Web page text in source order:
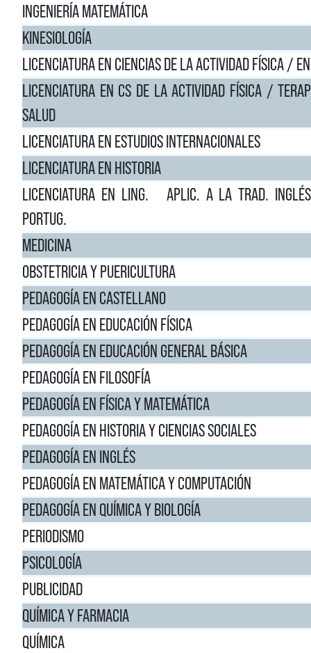
INGENIERÍA MATEMÁTICA
KINESIOLOGÍA
LICENCIATURA EN CIENCIAS DE LA ACTIVIDAD FÍSICA /
LICENCIATURA EN CS DE LA ACTIVIDAD FÍSICA /
SALUD
LICENCIATURA EN ESTUDIOS INTERNACIONALES
LICENCIATURA EN HISTORIA
LICENCIATURA EN LING.
APLIC. A LA TRAD.
PORTUG.
MEDICINA
OBSTETRICIA Y PUERICULTURA
PEDAGOGÍA EN CASTELLANO
PEDAGOGÍA EN EDUCACIÓN FÍSICA
PEDAGOGÍA EN EDUCACIÓN GENERAL BÁSICA
PEDAGOGÍA EN FILOSOFÍA
PEDAGOGÍA EN FÍSICA Y MATEMÁTICA
PEDAGOGÍA EN HISTORIA Y CIENCIAS SOCIALES
PEDAGOGÍA EN INGLÉS
PEDAGOGÍA EN MATEMÁTICA Y COMPUTACIÓN
PEDAGOGÍA EN QUÍMICA Y BIOLOGÍA
PERIODISMO
PSICOLOGÍA
PUBLICIDAD
QUÍMICA Y FARMACIA
QUÍMICA